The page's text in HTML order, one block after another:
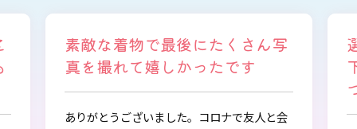
選ぶ時から色々と親身になって
下さり、自分に似合うものを見
つけることができました